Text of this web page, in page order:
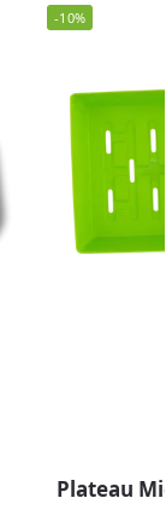
-10%
Plateau